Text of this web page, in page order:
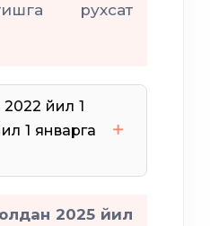
рухсат
йил 1
1 январга
2025 йил